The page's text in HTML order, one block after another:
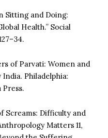
Sitting and Doing:
Health.” Social
of Parvati: Women and
Philadelphia:
Screams: Difficulty and
Matters 11,